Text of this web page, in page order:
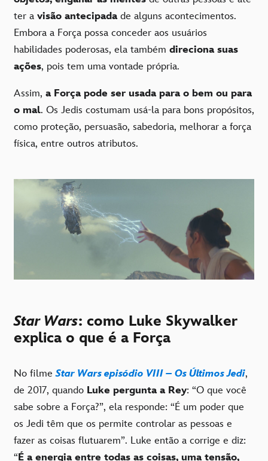
ter a visão antecipadade alguns acontecimentos.
Embora a Força possa conceder aos usuários
habilidades poderosas, ela também direciona suas
ações, pois tem uma vontade própria.
Assim, a Força pode ser usada para o bem ou para
o mal. Os Jedis costumam usá-la para bons propósitos,
como proteção, persuasão, sabedoria, melhorar a força
física, entre outros atributos.
Star Wars: como Luke Skywalker
explica o que é a Força
No filmeStar Wars episódio VIII – Os Últimos Jedi,
de 2017, quando Luke pergunta a Rey: “O que você
sabe sobre a Força?”, ela responde: “É um poder que
os Jedi têm que os permite controlar as pessoas e
fazer as coisas flutuarem”. Luke então a corrige e diz:
“É a energia entre todas as coisas, uma tensão,